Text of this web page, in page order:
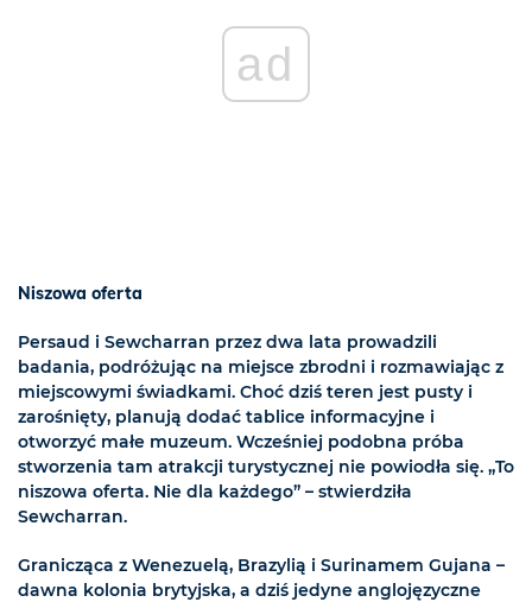
ad
Niszowa oferta
Persaud i Sewcharran przez dwa lata prowadzili
badania, podróżując na miejsce zbrodni i rozmawiając z
miejscowymi świadkami. Choć dziś teren jest pusty i
zarośnięty, planują dodać tablice informacyjne i
otworzyć małe muzeum. Wcześniej podobna próba
stworzenia tam atrakcji turystycznej nie powiodła się. „To
niszowa oferta. Nie dla każdego” – stwierdziła
Sewcharran.
Granicząca z Wenezuelą, Brazylią i Surinamem Gujana –
dawna kolonia brytyjska, a dziś jedyne anglojęzyczne